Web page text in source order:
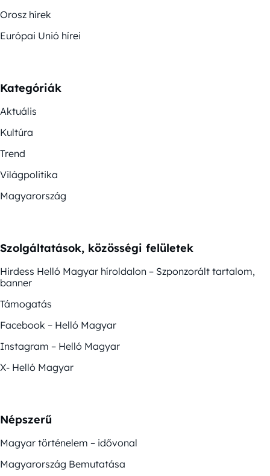
Orosz hírek
Európai Unió hírei
Kategóriák
Aktuális
Kultúra
Trend
Világpolitika
Magyarország
Szolgáltatások, közösségi felületek
Hirdess Helló Magyar híroldalon – Szponzorált tartalom,
banner
Támogatás
Facebook – Helló Magyar
Instagram – Helló Magyar
X- Helló Magyar
Népszerű
Magyar történelem – idővonal
Magyarország Bemutatása